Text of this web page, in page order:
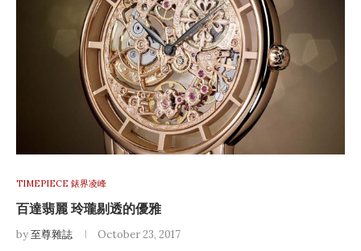
TIMEPIECE 錶界凌峰
百達翡麗 玲瓏剔透的優雅
by至尊雜誌 October 23, 2017